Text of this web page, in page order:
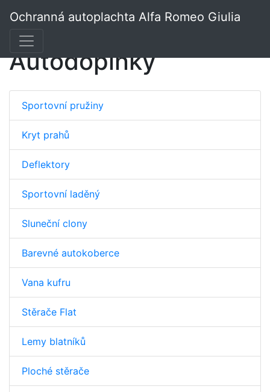
Ochranná autoplachta Alfa Romeo Giulia
Autodoplňky
Sportovní pružiny
Kryt prahů
Deflektory
Sportovní laděný
Sluneční clony
Barevné autokoberce
Vana kufru
Stěrače Flat
Lemy blatníků
Ploché stěrače